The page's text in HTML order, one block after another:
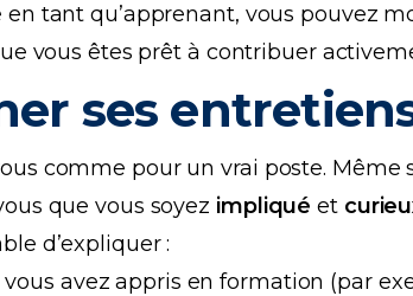
en tant qu’apprenant, vous pouvez
vous êtes prêt à contribuer
ses
comme pour un vrai poste. Même
que vous soyez impliqué et
d’expliquer :
vous avez appris en formation (par